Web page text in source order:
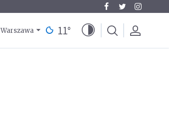
Warszawa 11°